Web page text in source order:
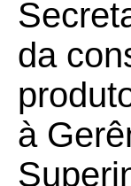
da
à